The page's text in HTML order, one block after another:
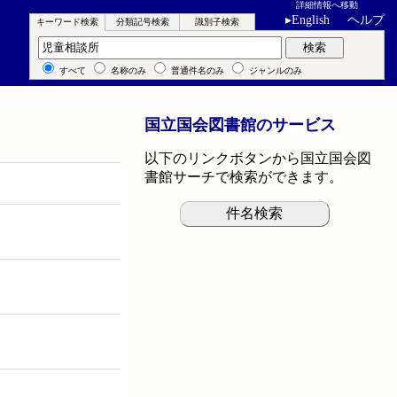
詳細情報へ移動
▸English ヘルプ
キーワード検索 分類記号検索 識別子検索
キーワード検索 検索
すべて 名称のみ 普通件名のみ ジャンルのみ
国立国会図書館のサービス
以下のリンクボタンから国立国会図
書館サーチで検索ができます。
件名検索